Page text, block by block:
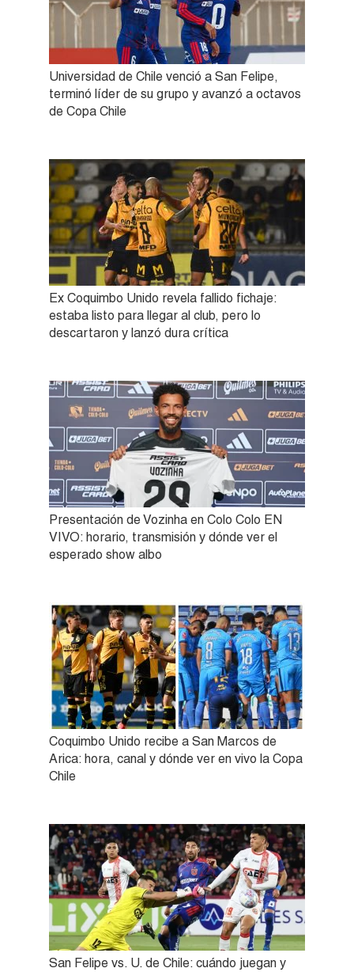
Universidad de Chile venció a San Felipe,
terminó líder de su grupo y avanzó a octavos
de Copa Chile
Ex Coquimbo Unido revela fallido fichaje:
estaba listo para llegar al club, pero lo
descartaron y lanzó dura crítica
Presentación de Vozinha en Colo Colo EN
VIVO: horario, transmisión y dónde ver el
esperado show albo
Coquimbo Unido recibe a San Marcos de
Arica: hora, canal y dónde ver en vivo la Copa
Chile
San Felipe vs. U. de Chile: cuándo juegan y